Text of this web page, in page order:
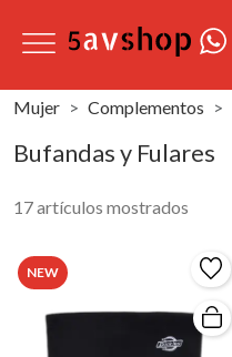
Mujer Complementos
Bufandas y Fulares
17 artículos mostrados
NEW